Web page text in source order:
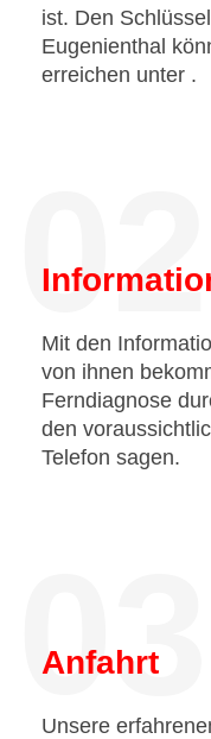
ist. Den
Eugenienthal
erreichen unter .
Mit den
von ihnen
Ferndiagnose
den
Telefon sagen.
03.
Anfahrt
Unsere